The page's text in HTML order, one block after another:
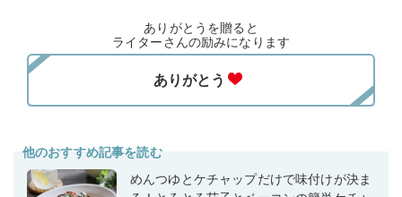
ありがとうを贈ると
ライターさんの励みになります
他のおすすめ記事を読む
めんつゆとケチャップだけで味付けが決ま